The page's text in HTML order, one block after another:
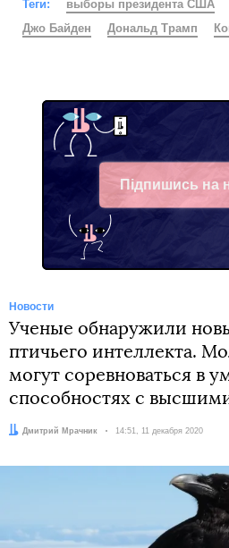
Теги: выборы президента США
Джо Байден
Дональд Трамп
Підпишись на
Facebook
Новости
Ученые обнаружили
птичьего интеллекта.
могут соревноваться в
способностях с
Автор:
Дмитрий Мрачник Дата:
14:51, 11 декабря 2020